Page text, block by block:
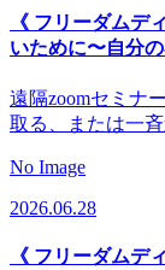
《 フリーダム
いために〜自分
遠隔zoomセミナ
取る、または一
No Image
2026.06.28
《 フリーダム